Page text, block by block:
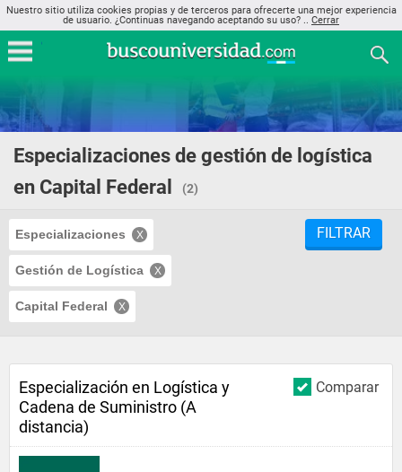
Nuestro sitio utiliza cookies propias y de terceros para ofrecerte una mejor experiencia
de usuario. ¿Continuas navegando aceptando su uso? .. Cerrar
Especializaciones de gestión de logística
en Capital Federal
(2)
Especializaciones
Gestión de Logística
Capital Federal
FILTRAR
Comparar
Especialización en Logística y
Cadena de Suministro (A
distancia)